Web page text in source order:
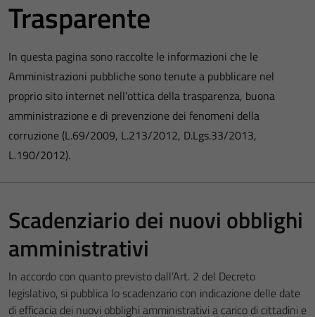
Trasparente
In questa pagina sono raccolte le informazioni che le
Amministrazioni pubbliche sono tenute a pubblicare nel
proprio sito internet nell’ottica della trasparenza, buona
amministrazione e di prevenzione dei fenomeni della
corruzione (L.69/2009, L.213/2012, D.Lgs.33/2013,
L.190/2012).
Scadenziario dei nuovi obblighi
amministrativi
In accordo con quanto previsto dall’Art. 2 del Decreto
legislativo, si pubblica lo scadenzario con indicazione delle date
di efficacia dei nuovi obblighi amministrativi a carico di cittadini e